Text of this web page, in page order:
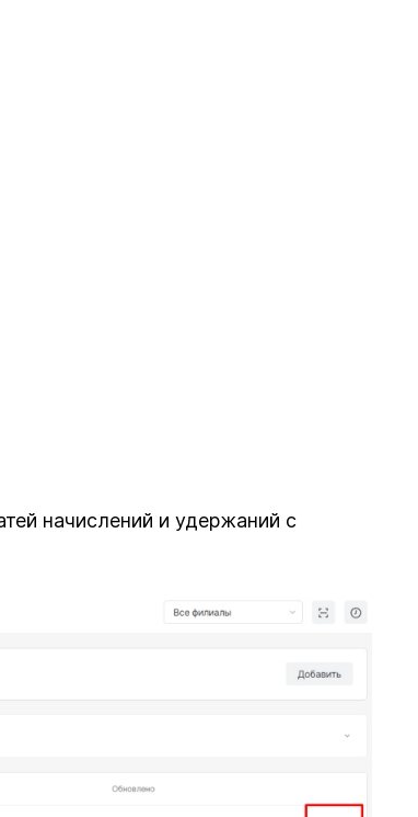
начислений и удержаний с